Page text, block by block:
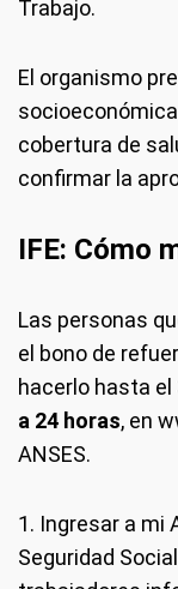
Trabajo.
El organismo
cobertura de
confirmar la
IFE: Cómo
Las personas
el bono de
hacerlo hasta
a 24 horas, en
ANSES.
1. Ingresar a mi
Seguridad